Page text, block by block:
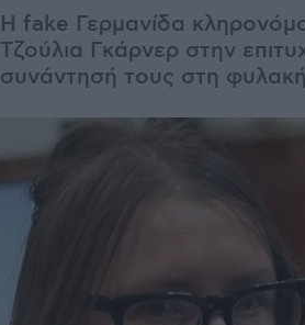
Η fake Γερμανίδα
Τζούλια Γκάρνερ στην
συνάντησή τους στη φυλακή